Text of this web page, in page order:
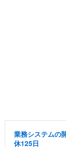
業務システムの
休125日